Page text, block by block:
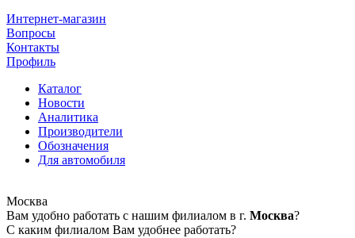
Интернет-магазин
Вопросы
Контакты
Профиль
Каталог
Новости
Аналитика
Производители
Обозначения
Для автомобиля
Москва
Вам удобно работать с нашим филиалом в г. Москва?
С каким филиалом Вам удобнее работать?